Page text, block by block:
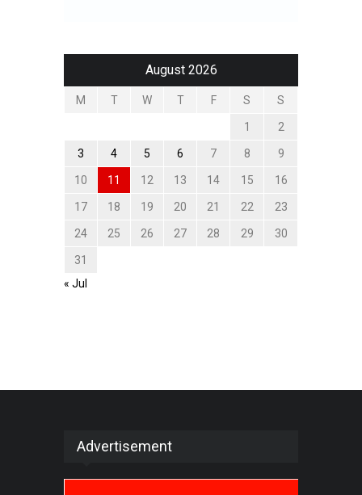
August 2026
M T W T F S S
1 2
3 4 5 6 7 8 9
10 11 12 13 14 15 16
17 18 19 20 21 22 23
24 25 26 27 28 29 30
31
« Jul
Advertisement